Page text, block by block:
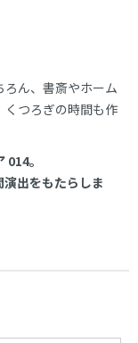
ろん、書斎やホーム
つろぎの時間も作
。
出をもたらしま